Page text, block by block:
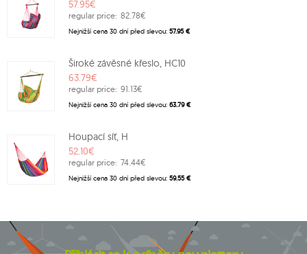
57.95€
regular price: 82.78€
Nejnižší cena 30 dní před slevou: 57.95 €
Široké závěsné křeslo, HC10
63.79€
regular price: 91.13€
Nejnižší cena 30 dní před slevou: 63.79 €
Houpací síť, H
52.10€
regular price: 74.44€
Nejnižší cena 30 dní před slevou: 59.55 €